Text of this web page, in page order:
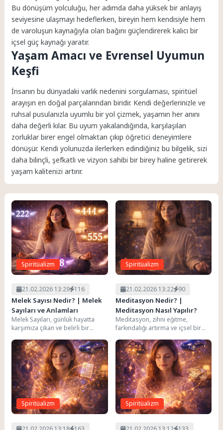
Bu dönüşüm yolculuğu, her adımda daha yüksek bir anlayış
seviyesine ulaşmayı hedeflerken, bireyin hem kendisiyle hem
de varoluşun kaynağıyla olan bağını güçlendirerek kalıcı bir
içsel güç kaynağı yaratır.
Yaşam Amacı ve Evrensel Uyumun
Keşfi
İnsanın bu dünyadaki varlık nedenini sorgulaması, spiritüel
arayışın en doğal parçalarından biridir. Kendi değerlerinizle ve
ruhsal pusulanızla uyumlu bir yol çizmek, yaşamın her anını
daha değerli kılar. Bu uyum yakalandığında, karşılaşılan
zorluklar birer engel olmaktan çıkıp öğretici deneyimlere
dönüşür. Kendi yolunuzda ilerlerken edindiğiniz bu bilgelik, sizi
daha bilinçli, şefkatli ve vizyon sahibi bir birey haline getirerek
yaşam kalitenizi artırır.
Spiritüalizm
21.02.2026 13:29 116
Melek Sayısı Nedir? | Melek
Sayıları ve Anlamları
Melek Sayıları, günlük hayatta
karşımıza çıkan ve belirli bir
1212...
Spiritüalizm
21.02.2026 13:22 90
Meditasyon Nedir? |
Meditasyon Nasıl Yapılır?
Meditasyon, zihni eğitme,
farkındalığı artırma ve içsel bir
Modern dünyada meditasyon,...
Spiritüalizm Spiritüalizm